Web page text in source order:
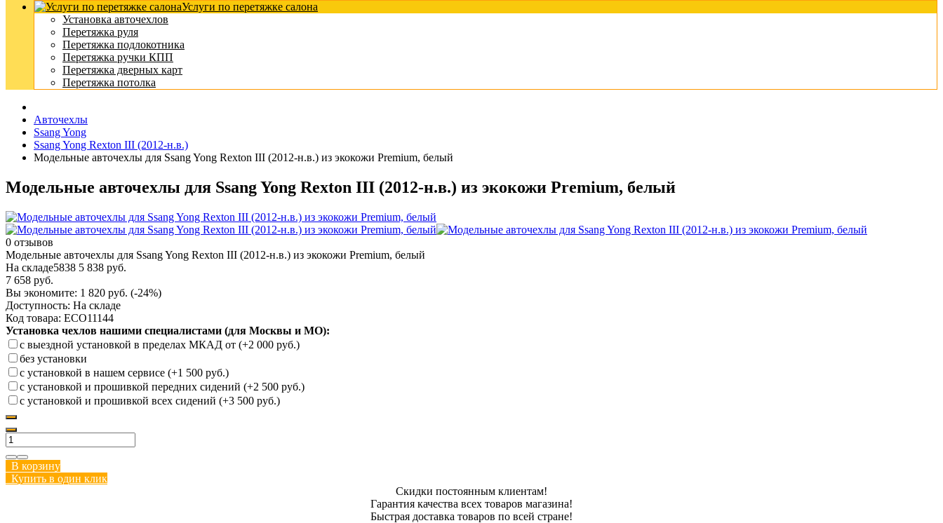
Услуги по перетяжке салона
Установка авточехлов
Перетяжка руля
Перетяжка подлокотника
Перетяжка ручки КПП
Перетяжка дверных карт
Перетяжка потолка
Авточехлы
Ssang Yong
Ssang Yong Rexton III (2012-н.в.)
Модельные авточехлы для Ssang Yong Rexton III (2012-н.в.) из экокожи Premium, белый
Модельные авточехлы для Ssang Yong Rexton III (2012-н.в.) из экокожи Premium, белый
0 отзывов
Модельные авточехлы для Ssang Yong Rexton III (2012-н.в.) из экокожи Premium, белый
На складе5838 5 838 руб.
7 658 руб.
Вы экономите: 1 820 руб. (-24%)
Доступность: На складе
Код товара: ECO11144
Установка чехлов нашими специалистами (для Москвы и МО):
с выездной установкой в пределах МКАД от (+2 000 руб.)
без установки
с установкой в нашем сервисе (+1 500 руб.)
с установкой и прошивкой передних сидений (+2 500 руб.)
с установкой и прошивкой всех сидений (+3 500 руб.)
В корзину
Купить в один клик
Скидки постоянным клиентам!
Гарантия качества всех товаров магазина!
Быстрая доставка товаров по всей стране!